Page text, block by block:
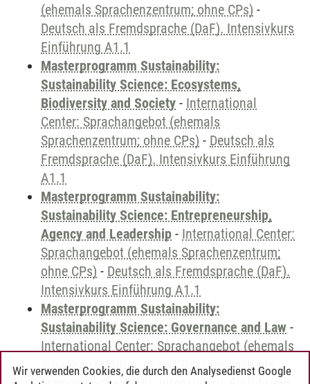
(ehemals Sprachenzentrum; ohne CPs) -
Deutsch als Fremdsprache (DaF). Intensivkurs
Einführung A1.1
Masterprogramm Sustainability:
Sustainability Science: Ecosystems,
Biodiversity and Society - International
Center: Sprachangebot (ehemals
Sprachenzentrum; ohne CPs) - Deutsch als
Fremdsprache (DaF). Intensivkurs Einführung
A1.1
Masterprogramm Sustainability:
Sustainability Science: Entrepreneurship,
Agency and Leadership - International Center:
Sprachangebot (ehemals Sprachenzentrum;
ohne CPs) - Deutsch als Fremdsprache (DaF).
Intensivkurs Einführung A1.1
Masterprogramm Sustainability:
Sustainability Science: Governance and Law -
International Center: Sprachangebot (ehemals
Sprachenzentrum; ohne CPs)-Deutsch als
Wir verwenden Cookies, die durch den Analysedienst Google